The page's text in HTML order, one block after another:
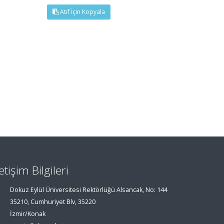
Atıf İçin Kopyala
Bilgileri
Dokuz Eylül Üniversitesi Rektörlüğü Alsancak, No: 144
35210, Cumhuriyet Blv, 35220
İzmir/Konak